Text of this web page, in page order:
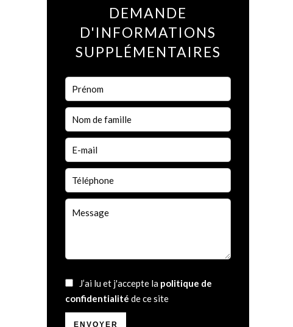
DEMANDE
D'INFORMATIONS
SUPPLÉMENTAIRES
J’ai lu et j'accepte la politique de
confidentialité de ce site
ENVOYER